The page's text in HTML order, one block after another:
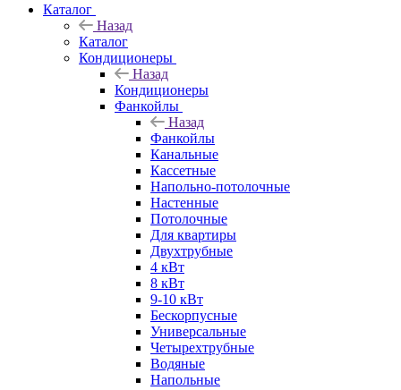
Каталог
Назад
Каталог
Кондиционеры
Назад
Кондиционеры
Фанкойлы
Назад
Фанкойлы
Канальные
Кассетные
Напольно-потолочные
Настенные
Потолочные
Для квартиры
Двухтрубные
4 кВт
8 кВт
9-10 кВт
Бескорпусные
Универсальные
Четырехтрубные
Водяные
Напольные